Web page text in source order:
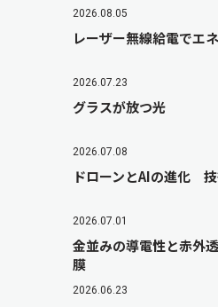
2026.08.05
レーザー無線給電でエ
2026.07.23
グラスが放つ光
2026.07.08
ドローンとAIの進化
2026.07.01
金並みの導電性と赤外
膜
2026.06.23